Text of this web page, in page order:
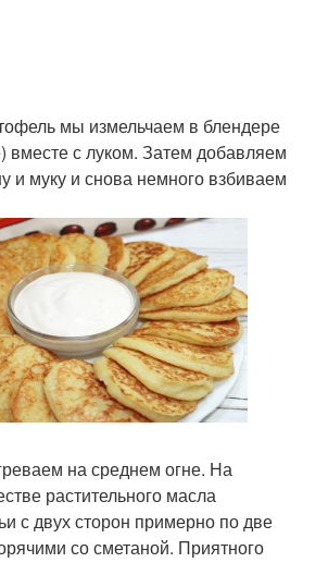
мы измельчаем в блендере
вместе с луком. Затем добавляем
и муку и снова немного взбиваем
на среднем огне. На
растительного масла
с двух сторон примерно по две
со сметаной. Приятного